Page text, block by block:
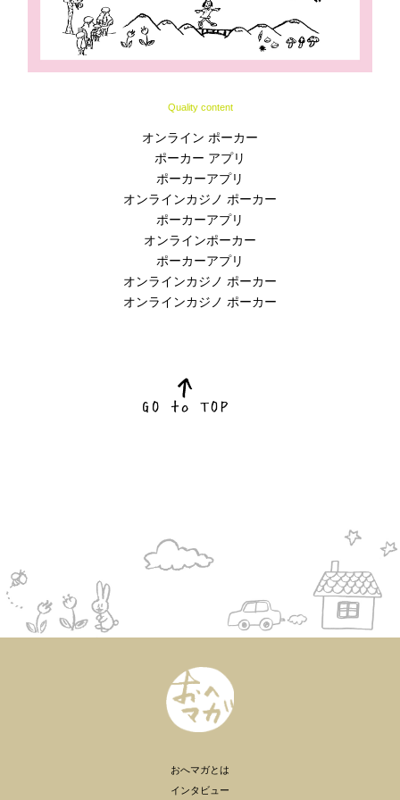
Quality content
オンライン ポーカー
ポーカー アプリ
ポーカーアプリ
オンラインカジノ ポーカー
ポーカーアプリ
オンラインポーカー
ポーカーアプリ
オンラインカジノ ポーカー
オンラインカジノ ポーカー
おへマガとは
インタビュー